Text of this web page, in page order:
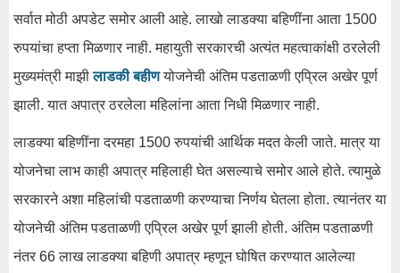
सर्वात मोठी अपडेट समोर आली आहे. लाखो लाडक्या बहि‍णींना आता 1500
रुपयांचा हप्ता मिळणार नाही. महायुती सरकारची अत्यंत महत्वाकांक्षी ठरलेली
मुख्यमंत्री माझीलाडकी बहीणयोजनेची अंतिम पडताळणी एप्रिल अखेर पूर्ण
झाली. यात अपात्र ठरलेला महिलांना आता निधी मिळणार नाही.
लाडक्या बहि‍णींना दरमहा 1500 रुपयांची आर्थिक मदत केली जाते. मात्र या
योजनेचा लाभ काही अपात्र महिलाही घेत असल्याचे समोर आले होते. त्यामुळे
सरकारने अशा महिलांची पडताळणी करण्याचा निर्णय घेतला होता. त्यानंतर या
योजनेची अंतिम पडताळणी एप्रिल अखेर पूर्ण झाली होती. अंतिम पडताळणी
नंतर 66 लाख लाडक्या बहिणी अपात्र म्हणून घोषित करण्यात आलेल्या